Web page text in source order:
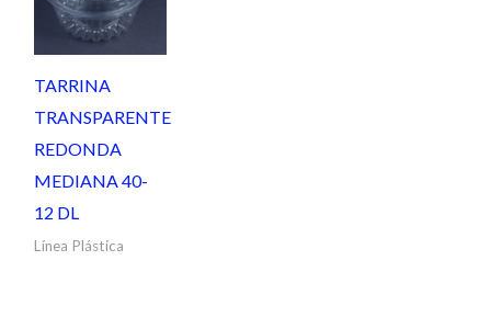
TARRINA
TRANSPARENTE
REDONDA
MEDIANA 40-
12 DL
Línea Plástica